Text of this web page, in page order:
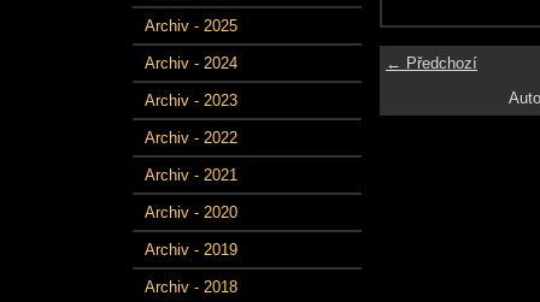
Archiv - 2025
Archiv - 2024
Archiv - 2023
Archiv - 2022
Archiv - 2021
Archiv - 2020
Archiv - 2019
Archiv - 2018
← Předchozí